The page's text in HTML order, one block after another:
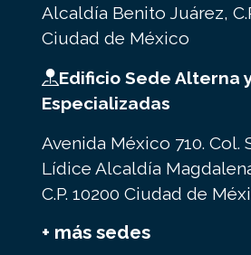
Alcaldía Benito Juárez,
Ciudad de México
Edificio Sede Alterna
Especializadas
Avenida México 710. Col.
Lídice Alcaldía
C.P. 10200 Ciudad de
+ más sedes